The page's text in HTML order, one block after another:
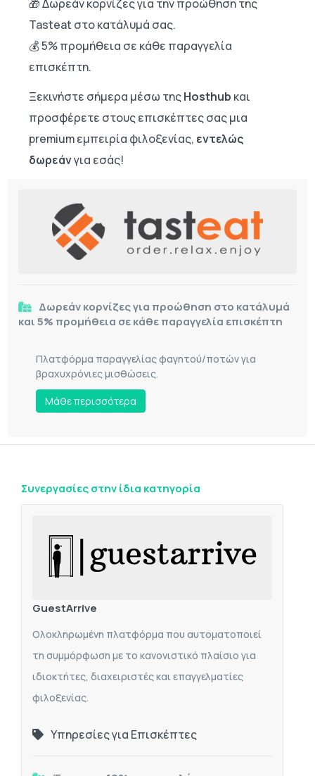
🎁 Δωρεάν κορνίζες για την προώθηση της
Tasteat στο κατάλυμά σας.
💰 5% προμήθεια σε κάθε παραγγελία
επισκέπτη.
Ξεκινήστε σήμερα μέσω τηςHosthub και
προσφέρετε στους επισκέπτες σας μια
premium εμπειρία φιλοξενίας, εντελώς
δωρεάνγια εσάς!
Δωρεάν κορνίζες για προώθηση στο κατάλυμά
και 5% προμήθεια σε κάθε παραγγελία επισκέπτη
Πλατφόρμα παραγγελίας φαγητού/ποτών για
βραχυχρόνιες μισθώσεις.
Mάθε περισσότερα
Συνεργασίες στην ίδια κατηγορία
GuestArrive
Ολοκληρωμένη πλατφόρμα που αυτοματοποιεί
τη συμμόρφωση με το κανονιστικό πλαίσιο για
ιδιοκτήτες, διαχειριστές και επαγγελματίες
φιλοξενίας.
Υπηρεσίες για Επισκέπτες